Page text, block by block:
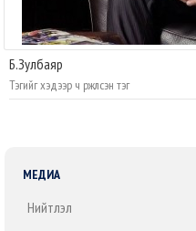
Б.Зулбаяр
Тэгийг хэдээр ч үржүүлсэн тэг
МЕДИА
Нийтлэл